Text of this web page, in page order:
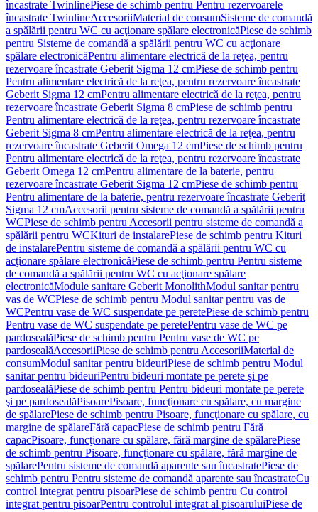
încastrate TwinlinePiese de schimb pentru Pentru rezervoarele
încastrate TwinlineAccesoriiMaterial de consumSisteme de comandă
a spălării pentru WC cu acţionare spălare electronicăPiese de schimb
pentru Sisteme de comandă a spălării pentru WC cu acţionare
spălare electronicăPentru alimentare electrică de la reţea, pentru
rezervoare încastrate Geberit Sigma 12 cmPiese de schimb pentru
Pentru alimentare electrică de la reţea, pentru rezervoare încastrate
Geberit Sigma 12 cmPentru alimentare electrică de la reţea, pentru
rezervoare încastrate Geberit Sigma 8 cmPiese de schimb pentru
Pentru alimentare electrică de la reţea, pentru rezervoare încastrate
Geberit Sigma 8 cmPentru alimentare electrică de la reţea, pentru
rezervoare încastrate Geberit Omega 12 cmPiese de schimb pentru
Pentru alimentare electrică de la reţea, pentru rezervoare încastrate
Geberit Omega 12 cmPentru alimentare de la baterie, pentru
rezervoare încastrate Geberit Sigma 12 cmPiese de schimb pentru
Pentru alimentare de la baterie, pentru rezervoare încastrate Geberit
Sigma 12 cmAccesorii pentru sisteme de comandă a spălării pentru
WCPiese de schimb pentru Accesorii pentru sisteme de comandă a
spălării pentru WCKituri de instalarePiese de schimb pentru Kituri
de instalarePentru sisteme de comandă a spălării pentru WC cu
acţionare spălare electronicăPiese de schimb pentru Pentru sisteme
de comandă a spălării pentru WC cu acţionare spălare
electronicăModule sanitare Geberit MonolithModul sanitar pentru
vas de WCPiese de schimb pentru Modul sanitar pentru vas de
WCPentru vase de WC suspendate pe peretePiese de schimb pentru
Pentru vase de WC suspendate pe peretePentru vase de WC pe
pardosealăPiese de schimb pentru Pentru vase de WC pe
pardosealăAccesoriiPiese de schimb pentru AccesoriiMaterial de
consumModul sanitar pentru bideuriPiese de schimb pentru Modul
sanitar pentru bideuriPentru bideuri montate pe perete şi pe
pardosealăPiese de schimb pentru Pentru bideuri montate pe perete
şi pe pardosealăPisoarePisoare, funcţionare cu spălare, cu margine
de spălarePiese de schimb pentru Pisoare, funcţionare cu spălare, cu
margine de spălareFără capacPiese de schimb pentru Fără
capacPisoare, funcţionare cu spălare, fără margine de spălarePiese
de schimb pentru Pisoare, funcţionare cu spălare, fără margine de
spălarePentru sisteme de comandă aparente sau încastratePiese de
schimb pentru Pentru sisteme de comandă aparente sau încastrateCu
control integrat pentru pisoarPiese de schimb pentru Cu control
integrat pentru pisoarPentru controlul integrat al pisoaruluiPiese de